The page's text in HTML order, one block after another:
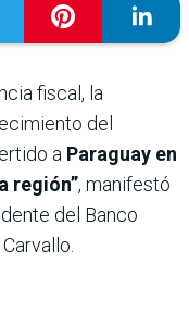
fiscal, la
del
a Paraguay en
región”, manifestó
del Banco